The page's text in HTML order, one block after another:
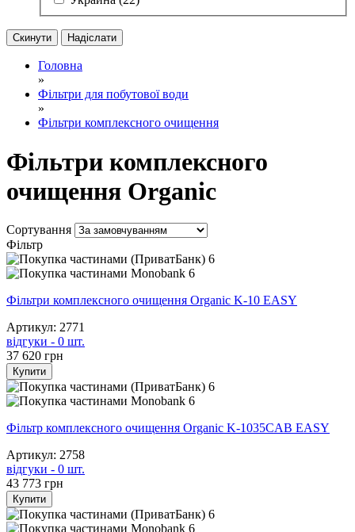
Скинути Надіслати
Головна
»
Фільтри для побутової води
»
Фільтри комплексного очищення
Фільтри комплексного
очищення Organic
Сортування
Фільтр
6
6
Фільтри комплексного очищення Organic K-10 EASY
Артикул: 2771
відгуки - 0 шт.
37 620 грн
Купити
6
6
Фільтр комплексного очищення Organic K-1035CAB EASY
Артикул: 2758
відгуки - 0 шт.
43 773 грн
Купити
6
6